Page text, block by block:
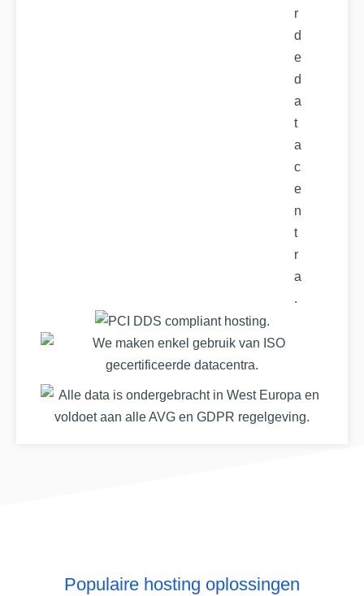
Populaire hosting oplossingen